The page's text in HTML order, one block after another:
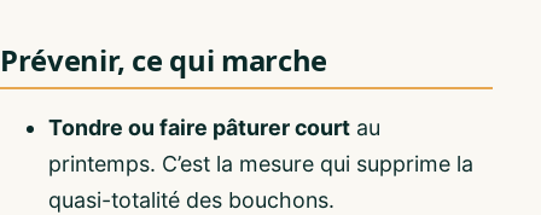
Prévenir, ce qui marche
Tondre ou faire pâturer court au
printemps. C’est la mesure qui supprime la
quasi-totalité des bouchons.